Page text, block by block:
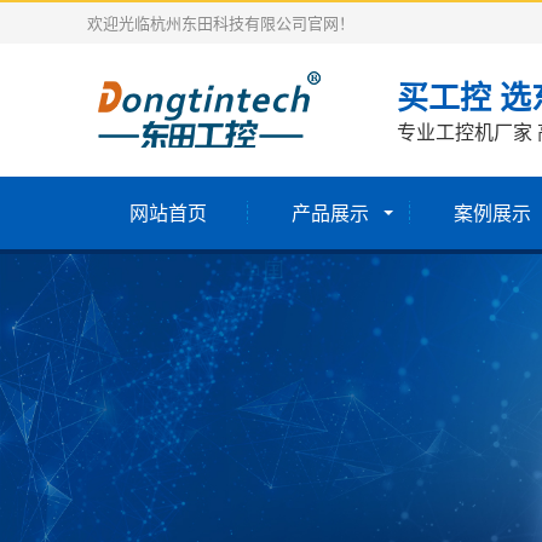
欢迎光临杭州东田科技有限公司官网！
买工控 选
专业工控机厂家
网站首页 产品展示 案例展示